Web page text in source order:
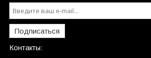
Подписаться
Контакты: